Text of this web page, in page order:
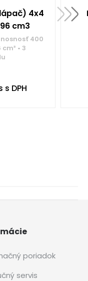
4x4
cm3
400
• 3
s DPH
poriadok
servis